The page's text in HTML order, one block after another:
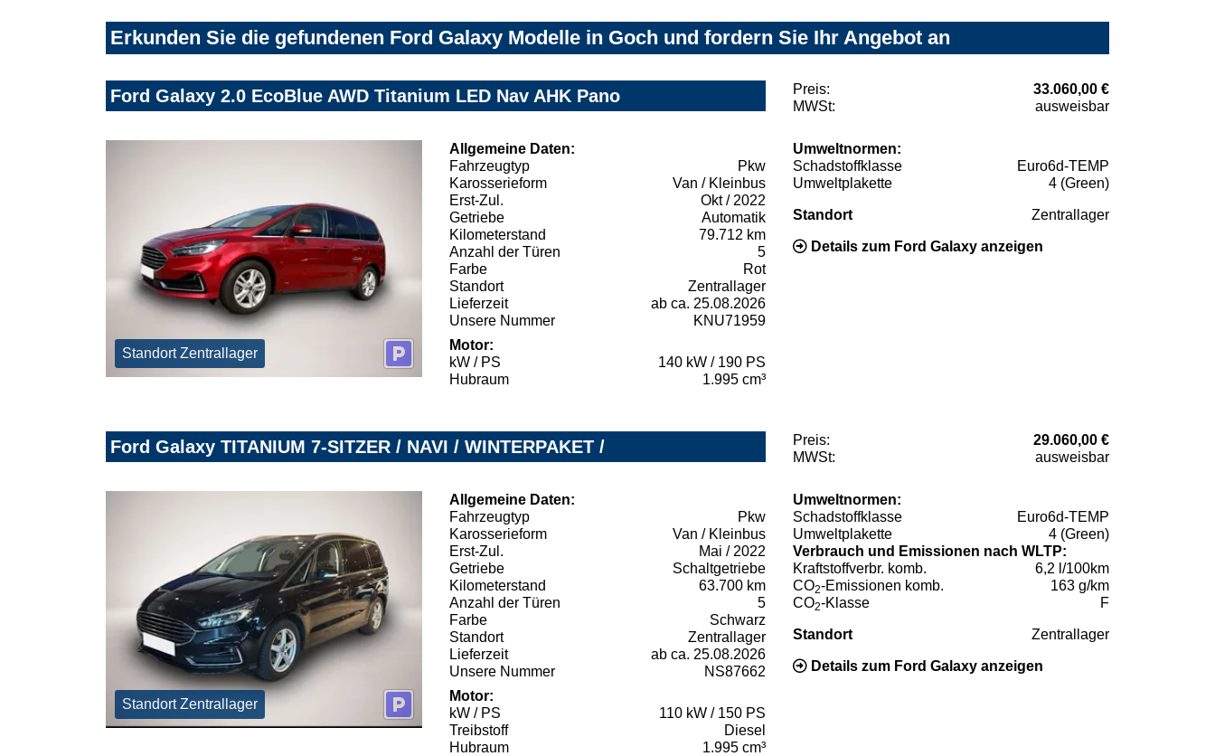
Erkunden Sie die gefundenen Ford Galaxy Modelle in Goch und fordern Sie Ihr Angebot an
Ford Galaxy 2.0 EcoBlue AWD Titanium LED Nav AHK Pano Preis:
33.060,00 €
MWSt:
ausweisbar
Standort Zentrallager
Allgemeine Daten:
Fahrzeugtyp
Pkw
Karosserieform
Van / Kleinbus
Erst-Zul.
Okt / 2022
Getriebe
Automatik
Kilometerstand
79.712 km
Anzahl der Türen
5
Farbe
Rot
Standort
Zentrallager
Lieferzeit
ab ca. 25.08.2026
Unsere Nummer
KNU71959
Motor:
kW / PS
140 kW / 190 PS
Hubraum
1.995 cm³
Umweltnormen:
Schadstoffklasse
Euro6d-TEMP
Umweltplakette
4 (Green)
Standort Zentrallager
Details zum Ford Galaxy anzeigen
Ford Galaxy TITANIUM 7-SITZER / NAVI / WINTERPAKET / Preis:
29.060,00 €
MWSt:
ausweisbar
Standort Zentrallager
Allgemeine Daten:
Fahrzeugtyp
Pkw
Karosserieform
Van / Kleinbus
Erst-Zul.
Mai / 2022
Getriebe
Schaltgetriebe
Kilometerstand
63.700 km
Anzahl der Türen
5
Farbe
Schwarz
Standort
Zentrallager
Lieferzeit
ab ca. 25.08.2026
Unsere Nummer
NS87662
Motor:
kW / PS
110 kW / 150 PS
Treibstoff
Diesel
Hubraum
1.995 cm³
Umweltnormen:
Schadstoffklasse
Euro6d-TEMP
Umweltplakette
4 (Green)
Verbrauch und Emissionen nach WLTP:
Kraftstoffverbr. komb.
6,2 l/100km
CO2-Emissionen komb.
163 g/km
CO2-Klasse F
Standort Zentrallager
Details zum Ford Galaxy anzeigen